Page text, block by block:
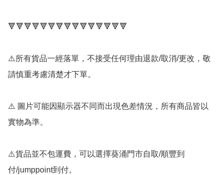
🔻🔻🔻🔻🔻🔻🔻🔻🔻🔻🔻🔻🔻🔻🔻
⚠️所有貨品一經落單，不接受任何理由退款/取消/更改，敬
請慎重考慮清楚才下單。
⚠️ 圖片可能因顯示器不同而出現色差情況，所有商品皆以
實物為準。
⚠️貨品並不包運費，可以選擇葵涌門市自取/順豐到
付/jumppoint到付。